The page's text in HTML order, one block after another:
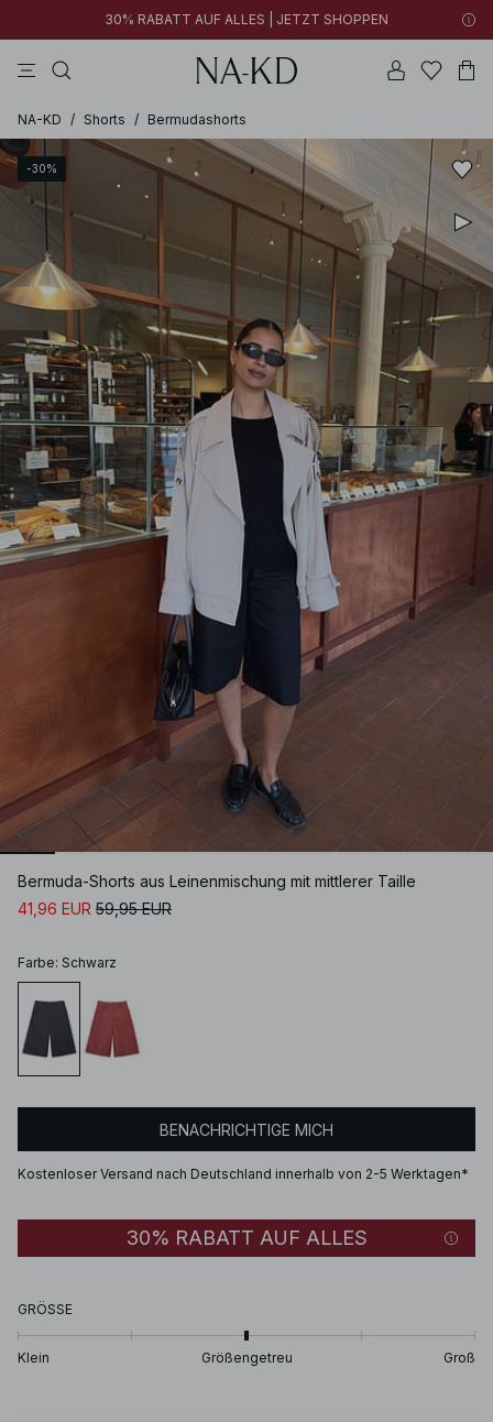
30% RABATT AUF ALLES | JETZT SHOPPEN
NA-KD / Shorts / Bermudashorts
-30%
Bermuda-Shorts aus Leinenmischung mit mittlerer Taille
41,96 EUR 59,95 EUR
Farbe: Schwarz
BENACHRICHTIGE MICH
Kostenloser Versand nach Deutschland innerhalb von 2-5 Werktagen*
30% RABATT AUF ALLES
GRÖSSE
Klein Größengetreu Groß